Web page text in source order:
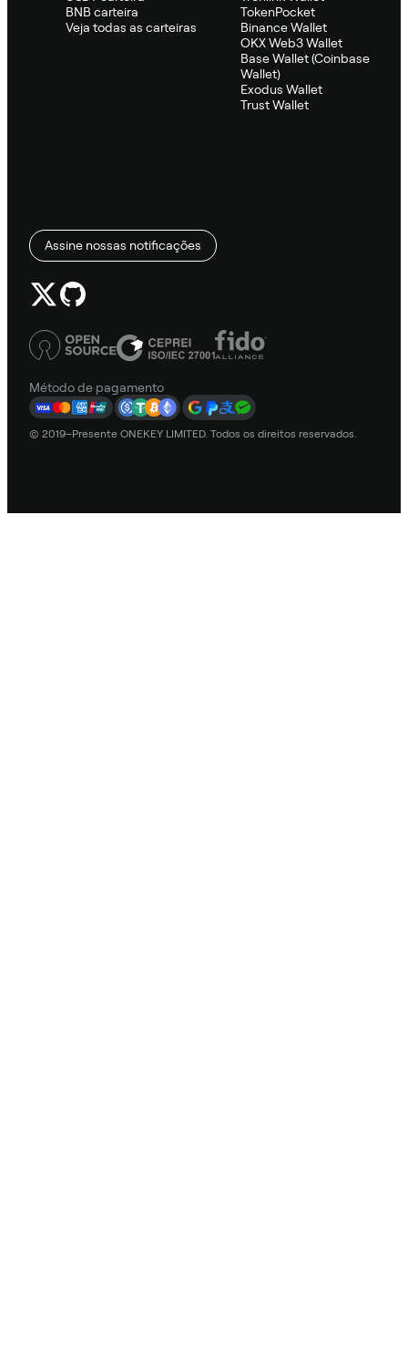
BNB carteira
Veja todas as carteiras
TokenPocket
Binance Wallet
OKX Web3 Wallet
Base Wallet (Coinbase
Wallet)
Exodus Wallet
Trust Wallet
Assine nossas notificações
Método de pagamento
© 2019–Presente ONEKEY LIMITED. Todos os direitos reservados.